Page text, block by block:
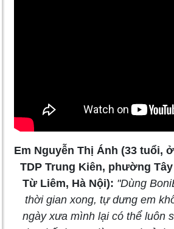
Em Nguyễn Thị Ánh (33 tuổi,
TDP Trung Kiên, phường
Từ Liêm, Hà Nội): "Dùng
thời gian xong, tự dưng em
ngày xưa mình lại có thể luôn